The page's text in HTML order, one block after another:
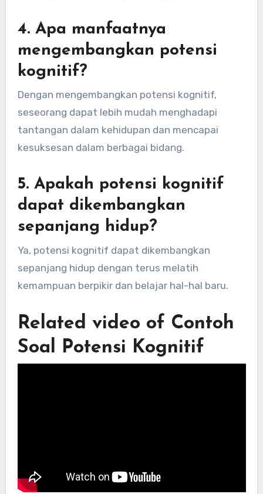
4. Apa manfaatnya
mengembangkan potensi
kognitif?
Dengan mengembangkan potensi kognitif,
seseorang dapat lebih mudah menghadapi
tantangan dalam kehidupan dan mencapai
kesuksesan dalam berbagai bidang.
5. Apakah potensi kognitif
dapat dikembangkan
sepanjang hidup?
Ya, potensi kognitif dapat dikembangkan
sepanjang hidup dengan terus melatih
kemampuan berpikir dan belajar hal-hal baru.
Related video of Contoh
Soal Potensi Kognitif